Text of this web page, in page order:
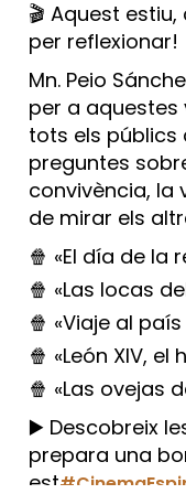
🎬 Aquest
per reflexionar!
Mn. Peio
per a aquestes
tots els públics
preguntes
convivència, la
de mirar els
🍿 «El día de la
🍿 «Las locas
🍿 «Viaje al
🍿 «León XIV,
🍿 «Las ovejas
▶️ Descobreix
prepara una
est